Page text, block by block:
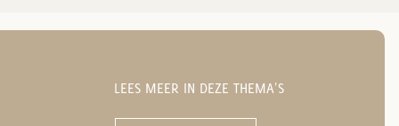
LEES MEER IN DEZE THEMA'S